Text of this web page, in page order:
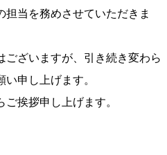
当を務めさせていただきま
ざいますが、引き続き変わら
申し上げます。
挨拶申し上げます。